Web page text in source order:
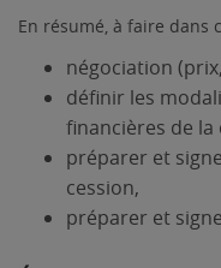
En résumé, à faire dans
négociation
définir les
financières de
préparer et
cession,
préparer et